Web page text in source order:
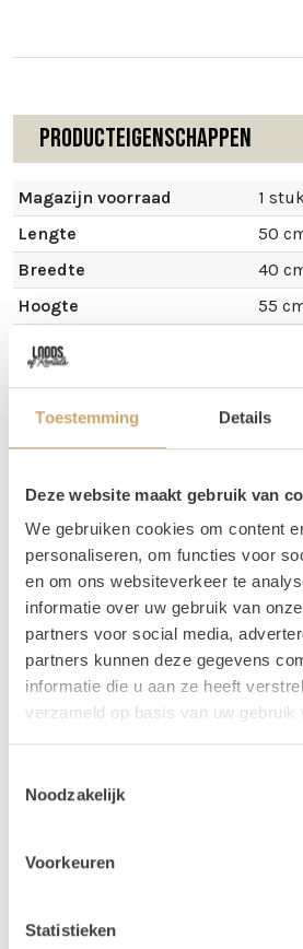
Toestemming Details
Deze website maakt gebruik van
We gebruiken cookies om content
personaliseren, om functies voor
en om ons websiteverkeer te
informatie over uw gebruik van
partners voor social media,
partners kunnen deze gegevens
informatie die u aan ze heeft
verzameld op basis van uw gebruik
Noodzakelijk
Voorkeuren
Statistieken
Producteigenschappen
Magazijn voorraad
1
Lengte
50
Breedte
40
Hoogte
55
Omschrijving
Dit setje bestaat uit 3 houten
Afmetingen tafeltjes (hoogte x
Kleinste: 50 cm x 30 cm x 30 cm
Middel: 52 cm x 40 cm x 33 cm
Grootste: 55 cm x 50 cm x 40 cm
Verhuur - Hoe werkt het? In
Onze prijzen zijn voor 3 dagen. De
Bij het bestellen: Voer alleen de dagen in
Je kunt de items laten bezorgen of zelf
na je event mag het weer terugbrengen,